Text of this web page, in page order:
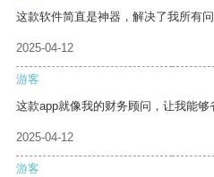
这款软件简直是神器，解决了我所有问
2025-04-12
游客
这款app就像我的财务顾问，让我能够
2025-04-12
游客